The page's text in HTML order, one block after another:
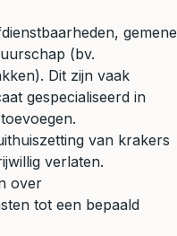
gemene
(bv.
Dit zijn vaak
gespecialiseerd in
van krakers
verlaten.
over
tot een bepaald